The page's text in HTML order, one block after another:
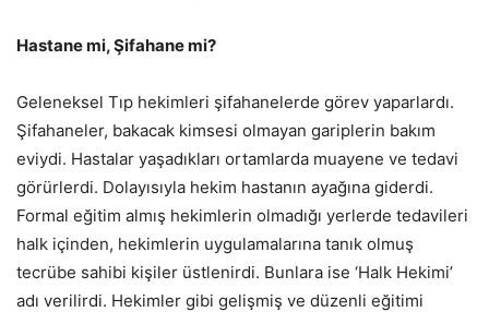
Hastane mi, Şifahane mi?
Geleneksel Tıp hekimleri şifahanelerde görev yaparlardı.
Şifahaneler, bakacak kimsesi olmayan gariplerin bakım
eviydi. Hastalar yaşadıkları ortamlarda muayene ve tedavi
görürlerdi. Dolayısıyla hekim hastanın ayağına giderdi.
Formal eğitim almış hekimlerin olmadığı yerlerde tedavileri
halk içinden, hekimlerin uygulamalarına tanık olmuş
tecrübe sahibi kişiler üstlenirdi. Bunlara ise ‘Halk Hekimi’
adı verilirdi. Hekimler gibi gelişmiş ve düzenli eğitimi